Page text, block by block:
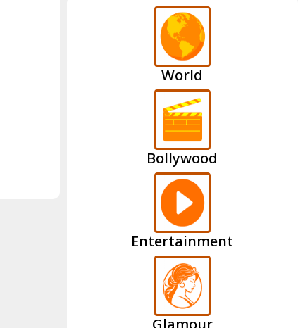
World
Bollywood
Entertainment